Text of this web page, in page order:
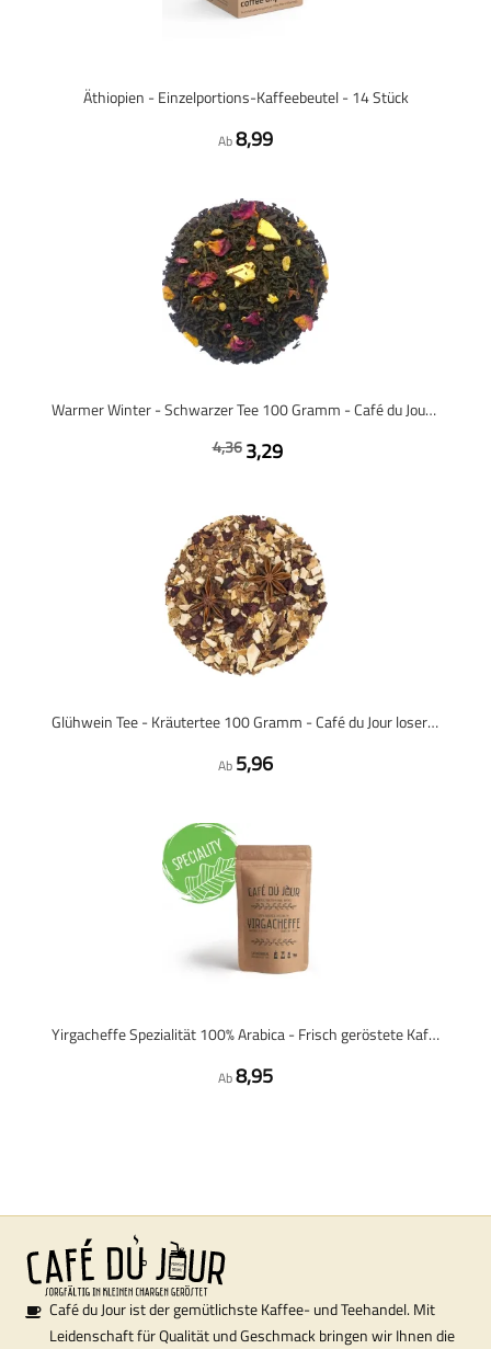
Äthiopien - Einzelportions-Kaffeebeutel - 14 Stück
Ab8,99
Warmer Winter - Schwarzer Tee 100 Gramm - Café du Jour loser Tee
4,36 3,29
Glühwein Tee - Kräutertee 100 Gramm - Café du Jour loser Tee
Ab 5,96
Yirgacheffe Spezialität 100% Arabica - Frisch geröstete Kaffeebohnen
Ab8,95
Café du Jour ist der gemütlichste Kaffee- und Teehandel. Mit
Leidenschaft für Qualität und Geschmack bringen wir Ihnen die